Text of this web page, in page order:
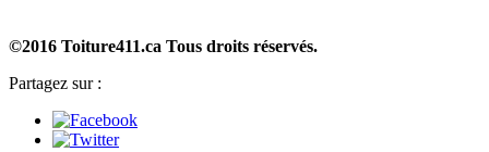
©2016 Toiture411.ca Tous droits réservés.
Partagez sur :